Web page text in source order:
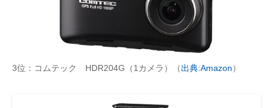
3位：コムテック HDR204G（1カメラ）（出典:Amazon）